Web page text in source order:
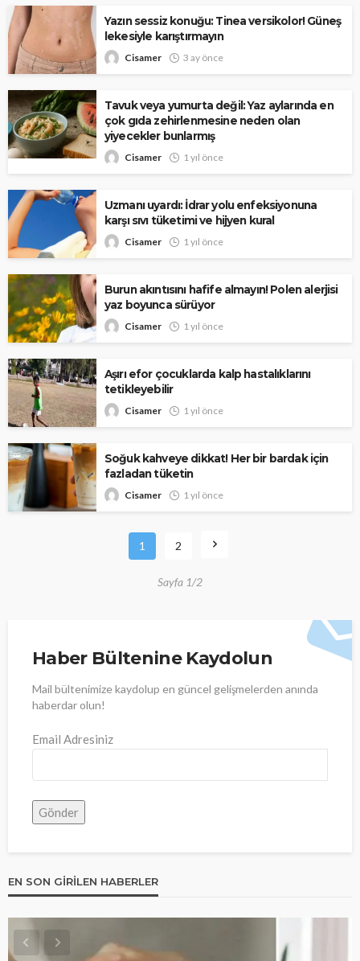
Yazın sessiz konuğu: Tinea versikolor! Güneş
lekesiyle karıştırmayın
Cisamer 3 ay önce
Tavuk veya yumurta değil: Yaz aylarında en
çok gıda zehirlenmesine neden olan
yiyecekler bunlarmış
Cisamer 1 yıl önce
Uzmanı uyardı: İdrar yolu enfeksiyonuna
karşı sıvı tüketimi ve hijyen kural
Cisamer 1 yıl önce
Burun akıntısını hafife almayın! Polen alerjisi
yaz boyunca sürüyor
Cisamer 1 yıl önce
Aşırı efor çocuklarda kalp hastalıklarını
tetikleyebilir
Cisamer 1 yıl önce
Soğuk kahveye dikkat! Her bir bardak için
fazladan tüketin
Cisamer 1 yıl önce
1 2
Sayfa 1/2
Haber Bültenine Kaydolun
Mail bültenimize kaydolup en güncel gelişmelerden anında
haberdar olun!
Email Adresiniz
EN SON GIRILEN HABERLER